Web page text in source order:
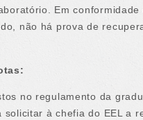
Em conformidade
não há prova de
no regulamento da
solicitar à chefia do EEL a